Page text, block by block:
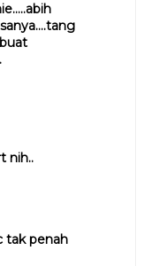
nih..
tak penah